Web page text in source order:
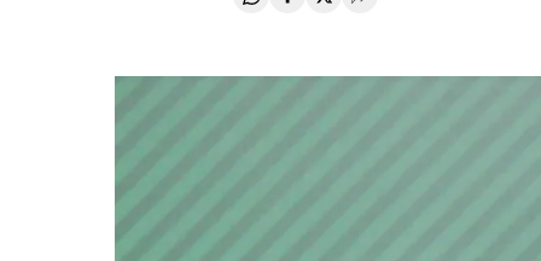
Compartir en Whatsapp
Compartir en Facebook
Compartir en Twitter
Desplegar Redes